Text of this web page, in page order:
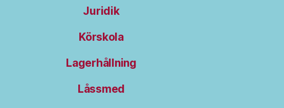
Juridik
Körskola
Lagerhållning
Låssmed